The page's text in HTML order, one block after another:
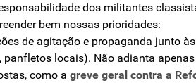
dos militantes
bem nossas prioridades:
de agitação e propaganda junto
panfletos locais). Não adianta
como a greve geral contra a